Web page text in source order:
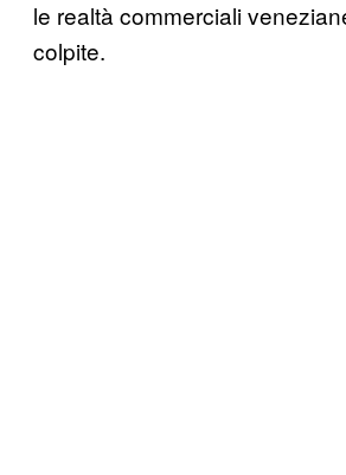
le realtà commerciali
colpite.